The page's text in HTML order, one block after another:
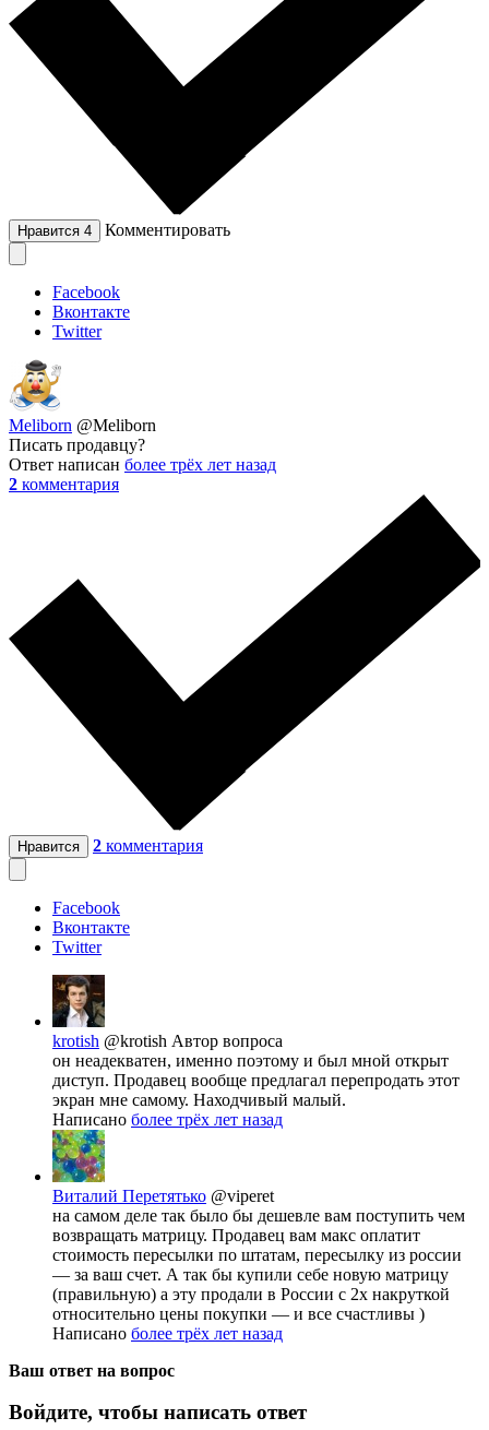
Нравится 4 Комментировать
Facebook
Вконтакте
Twitter
Meliborn @Meliborn
Писать продавцу?
Ответ написан более трёх лет назад
2 комментария
Нравится 2 комментария
Facebook
Вконтакте
Twitter
krotish @krotish Автор вопроса
он неадекватен, именно поэтому и был мной открыт
диступ. Продавец вообще предлагал перепродать этот
экран мне самому. Находчивый малый.
Написано более трёх лет назад
Виталий Перетятько @viperet
на самом деле так было бы дешевле вам поступить чем
возвращать матрицу. Продавец вам макс оплатит
стоимость пересылки по штатам, пересылку из россии
— за ваш счет. А так бы купили себе новую матрицу
(правильную) а эту продали в России с 2х накруткой
относительно цены покупки — и все счастливы )
Написано более трёх лет назад
Ваш ответ на вопрос
Войдите, чтобы написать ответ